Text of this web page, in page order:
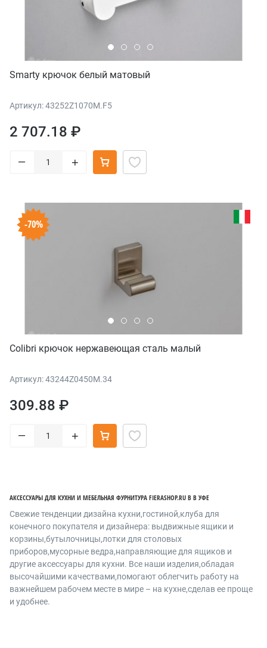
Smarty крючок белый матовый
Артикул: 43252Z1070M.F5
2 707.18 ₽
– +
-70%
Colibri крючок нержавеющая сталь малый
Артикул: 43244Z0450M.34
309.88 ₽
– +
АКСЕССУАРЫ ДЛЯ КУХНИ И МЕБЕЛЬНАЯ ФУРНИТУРА FIERASHOP.RU В В УФЕ
Cвежие тенденции дизайна кухни,гостиной,клуба для
конечного покупателя и дизайнера: выдвижные ящики и
корзины,бутылочницы,лотки для столовых
приборов,мусорные ведра,направляющие для ящиков и
другие аксессуары для кухни. Все наши изделия,обладая
высочайшими качествами,помогают облегчить работу на
важнейшем рабочем месте в мире – на кухне,сделав ее проще
и удобнее.